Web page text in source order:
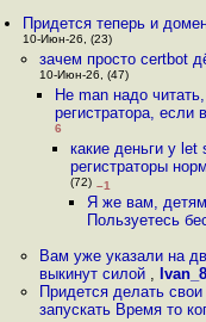
Придется теперь и
10-Июн-26, (23)
зачем просто certbot
10-Июн-26, (47)
Не man надо
регистратора, если
6
какие деньги у
регистраторы
(72) –1
Я же вам,
Пользуетесь
Вам уже указали на
выкинут силой ,
Придется делать
запускать Время то ког